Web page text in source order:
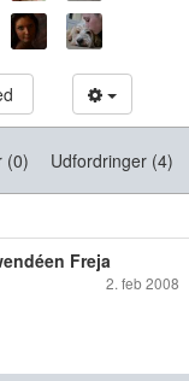
(0) Udfordringer (4)
Freja
2. feb 2008